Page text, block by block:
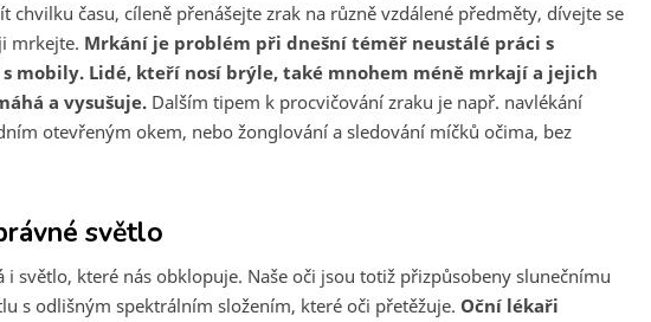
chvilku času, cíleně přenášejte zrak na různě vzdálené předměty, dívejte se
mrkejte. Mrkání je problém při dnešní téměř neustálé práci s
mobily. Lidé, kteří nosí brýle, také mnohem méně mrkají a jejich
a vysušuje. Dalším tipem k procvičování zraku je např. navlékání
otevřeným okem, nebo žonglování a sledování míčků očima, bez
světlo
i světlo, které nás obklopuje. Naše oči jsou totiž přizpůsobeny slunečnímu
s odlišným spektrálním složením, které oči přetěžuje. Oční lékaři